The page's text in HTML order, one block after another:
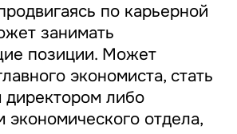
по карьерной
занимать
позиции. Может
экономиста, стать
либо
экономического отдела,